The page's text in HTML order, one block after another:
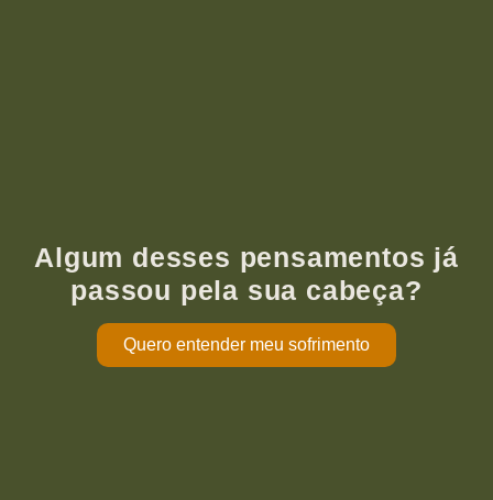
Algum desses pensamentos já
passou pela sua cabeça?
Quero entender meu sofrimento